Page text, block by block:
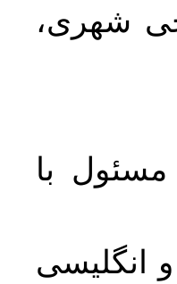
شهری،
با
انگلیسی